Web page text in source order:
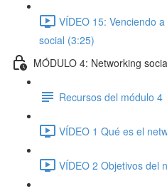
VÍDEO 15: Venciendo
social (3:25)
MÓDULO 4: Networking
Recursos del módulo 4
VÍDEO 1 Qué es el
VÍDEO 2 Objetivos del